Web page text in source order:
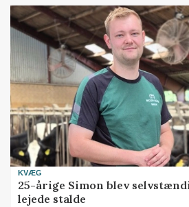
KVÆG
25-årige Simon blev
lejede stalde